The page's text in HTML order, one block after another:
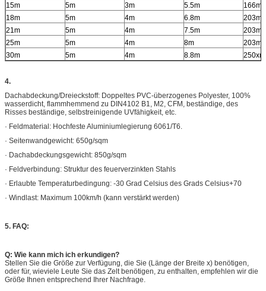
15m
5m 3m 5.5m
18m
5m 4m 6.8m
21m
5m 4m 7.5m
25m
5m 4m 8m
30m
5m 4m 8.8m
4.
Dachabdeckung/Dreieckstoff: Doppeltes PVC-überzogenes Polyester, 100%
wasserdicht, flammhemmend zu DIN4102 B1, M2, CFM, beständige, des
Risses beständige, selbstreinigende UVfähigkeit, etc.
· Feldmaterial: Hochfeste Aluminiumlegierung 6061/T6.
· Seitenwandgewicht: 650g/sqm
· Dachabdeckungsgewicht: 850g/sqm
· Feldverbindung: Struktur des feuerverzinkten Stahls
· Erlaubte Temperaturbedingung: -30 Grad Celsius des Grads Celsius+70
· Windlast: Maximum 100km/h (kann verstärkt werden)
5. FAQ:
Q: Wie kann mich ich erkundigen?
Stellen Sie die Größe zur Verfügung, die Sie (Länge der Breite x) benötigen,
oder für, wieviele Leute Sie das Zelt benötigen, zu enthalten, empfehlen wir die
Größe Ihnen entsprechend Ihrer Nachfrage.